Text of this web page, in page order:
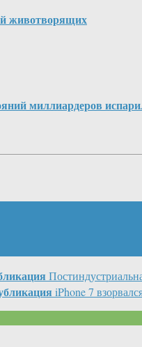
животворящих
миллиардеров
iPhone 7